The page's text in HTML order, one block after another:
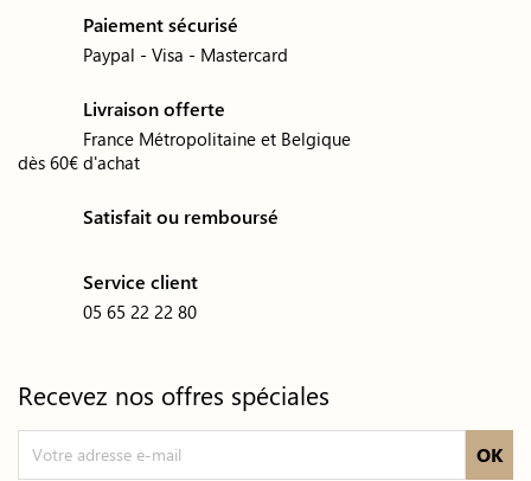
Paiement sécurisé
Paypal - Visa - Mastercard
Livraison offerte
France Métropolitaine et Belgique
dès 60€ d'achat
Satisfait ou remboursé
Service client
05 65 22 22 80
Recevez nos offres spéciales